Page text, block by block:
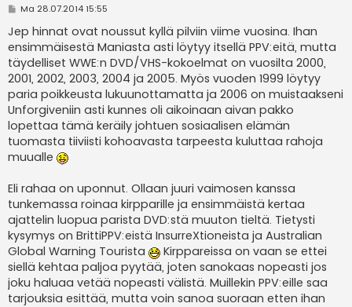
V
e
s
t
i
Ma 28.07.2014 15:55
Jep hinnat ovat noussut kyllä pilviin viime vuosina. Ihan
ensimmäisestä Maniasta asti löytyy itsellä PPV:eitä, mutta
täydelliset WWE:n DVD/VHS-kokoelmat on vuosilta 2000,
2001, 2002, 2003, 2004 ja 2005. Myös vuoden 1999 löytyy
paria poikkeusta lukuunottamatta ja 2006 on muistaakseni
Unforgiveniin asti kunnes oli aikoinaan aivan pakko
lopettaa tämä keräily johtuen sosiaalisen elämän
tuomasta tiiviisti kohoavasta tarpeesta kuluttaa rahoja
muualle
Eli rahaa on uponnut. Ollaan juuri vaimosen kanssa
tunkemassa roinaa kirpparille ja ensimmäistä kertaa
ajattelin luopua parista DVD:stä muuton tieltä. Tietysti
kysymys on BrittiPPV:eistä InsurreXtioneista ja Australian
Global Warning Tourista
Kirppareissa on vaan se ettei
siellä kehtaa paljoa pyytää, joten sanokaas nopeasti jos
joku haluaa vetää nopeasti välistä. Muillekin PPV:eille saa
tarjouksia esittää, mutta voin sanoa suoraan etten ihan